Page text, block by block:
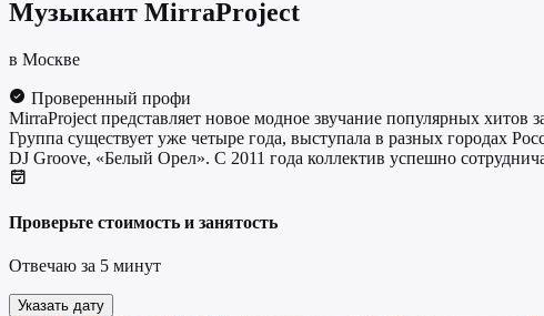
Музыкант MirraProject
в Москве
Проверенный профи
MirraProject представляет новое модное звучание популярных
Группа существует уже четыре года, выступала в разных городах
DJ Groove, «Белый Орел». С 2011 года коллектив успешно
Проверьте стоимость и занятость
Отвечаю за 5 минут
Указать дату